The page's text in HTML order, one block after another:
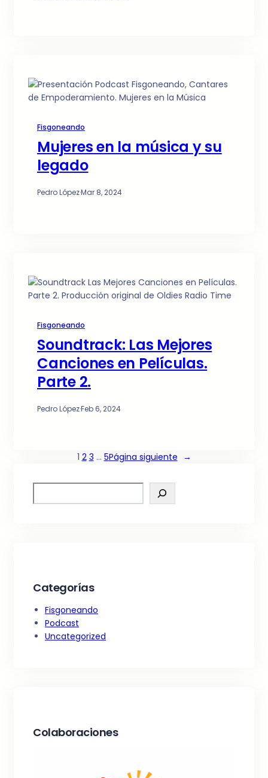
Fisgoneando
Mujeres en la música y su
legado
Pedro López·Mar 8, 2024
Fisgoneando
Soundtrack: Las Mejores
Canciones en Películas.
Parte 2.
Pedro López·Feb 6, 2024
1 2 3 … 5Página siguiente →
e
Categorías
Fisgoneando
Podcast
Uncategorized
Colaboraciones